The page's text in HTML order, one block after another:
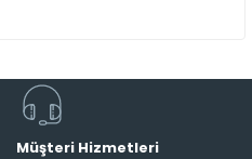
Müşteri Hizmetleri